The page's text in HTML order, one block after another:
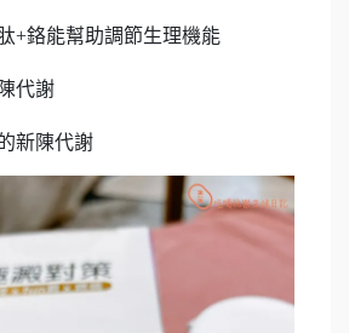
+鉻能幫助調節生理機能
代謝
新陳代謝